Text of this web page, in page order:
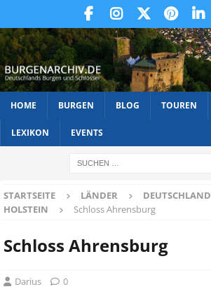
HOME BURGEN BLOG TOUREN
LEXIKON EVENTS
STARTSEITE LÄNDER DEUTSCHLAND
HOLSTEIN
Schloss Ahrensburg
Schloss Ahrensburg
Darius 0